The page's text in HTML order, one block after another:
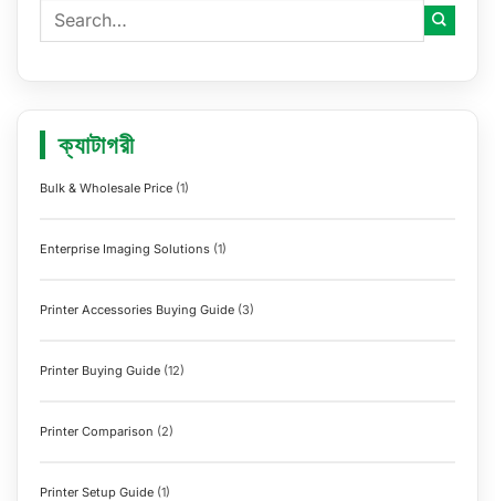
ক্যাটাগরী
Bulk & Wholesale Price (1)
Enterprise Imaging Solutions (1)
Printer Accessories Buying Guide (3)
Printer Buying Guide (12)
Printer Comparison (2)
Printer Setup Guide (1)